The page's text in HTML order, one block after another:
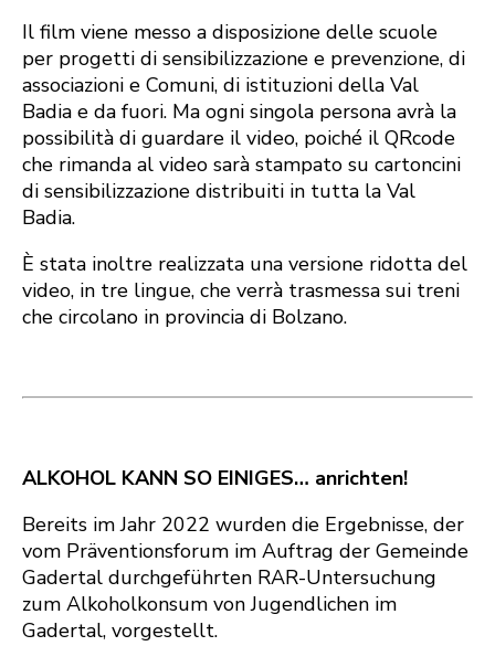
Il film viene messo a disposizione delle scuole
per progetti di sensibilizzazione e prevenzione, di
associazioni e Comuni, di istituzioni della Val
Badia e da fuori. Ma ogni singola persona avrà la
possibilità di guardare il video, poiché il QRcode
che rimanda al video sarà stampato su cartoncini
di sensibilizzazione distribuiti in tutta la Val
Badia.
È stata inoltre realizzata una versione ridotta del
video, in tre lingue, che verrà trasmessa sui treni
che circolano in provincia di Bolzano.
ALKOHOL KANN SO EINIGES… anrichten!
Bereits im Jahr 2022 wurden die Ergebnisse, der
vom Präventionsforum im Auftrag der Gemeinde
Gadertal durchgeführten RAR-Untersuchung
zum Alkoholkonsum von Jugendlichen im
Gadertal, vorgestellt.